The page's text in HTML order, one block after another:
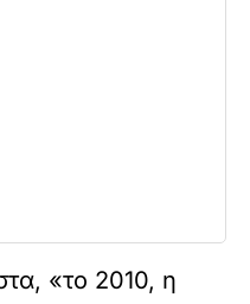
«το 2010, η